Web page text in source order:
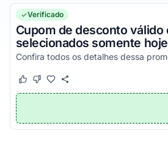
Verificado
Cupom de desconto válido
selecionados somente
Este cupom funcionou
Este cupom não funcionou